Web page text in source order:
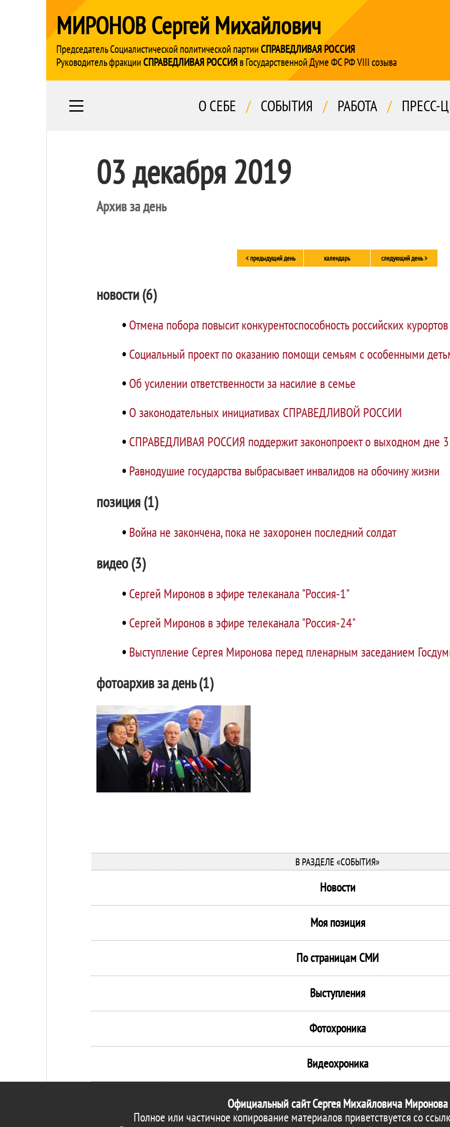
МИРОНОВ Сергей Михайлович
Председатель Социалистической политической партии СПРАВЕДЛИВАЯ РОССИЯ
Руководитель фракции СПРАВЕДЛИВАЯ РОССИЯв Государственной Думе ФС РФ VIII созыва
О СЕБЕ / СОБЫТИЯ / РАБОТА / ПРЕСС-
03 декабря 2019
Архив за день
< предыдущий день календарь следующий день >
новости (6)
• Отмена побора повысит конкурентоспособность российских курортов
• Социальный проект по оказанию помощи семьям с особенными
• Об усилении ответственности за насилие в семье
• О законодательных инициативах СПРАВЕДЛИВОЙ РОССИИ
• СПРАВЕДЛИВАЯ РОССИЯ поддержит законопроект о выходном дне
• Равнодушие государства выбрасывает инвалидов на обочину жизни
позиция (1)
• Война не закончена, пока не захоронен последний солдат
видео (3)
• Сергей Миронов в эфире телеканала "Россия-1"
• Сергей Миронов в эфире телеканала "Россия-24"
• Выступление Сергея Миронова перед пленарным заседанием
фотоархив за день (1)
В РАЗДЕЛЕ «СОБЫТИЯ»
Новости
Моя позиция
По страницам СМИ
Выступления
Фотохроника
Видеохроника
Официальный сайт Сергея Михайловича Миронова
Полное или частичное копирование материалов приветствуется со